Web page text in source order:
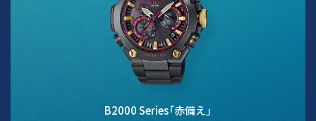
B2000 Series「赤備え」